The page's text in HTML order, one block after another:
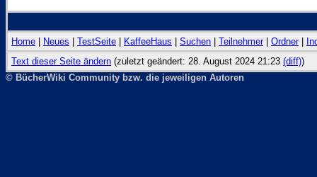
Home Neues TestSeite KaffeeHaus Suchen Teilnehmer| Ordner|
Text dieser Seite ändern (zuletzt geändert: 28. August 2024 21:23 (diff))
© BücherWiki Community bzw. die jeweiligen Autoren